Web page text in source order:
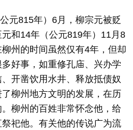
815年）6月，柳宗元被贬
和14年（公元819年）11月8
州的时间虽然仅有4年，但却
好事，如重修孔庙、兴办学
开凿饮用水井、释放抵债奴
柳州地方文明的发展，在历
柳州的百姓非常怀念他，给
祀他。有关他的传说广为流